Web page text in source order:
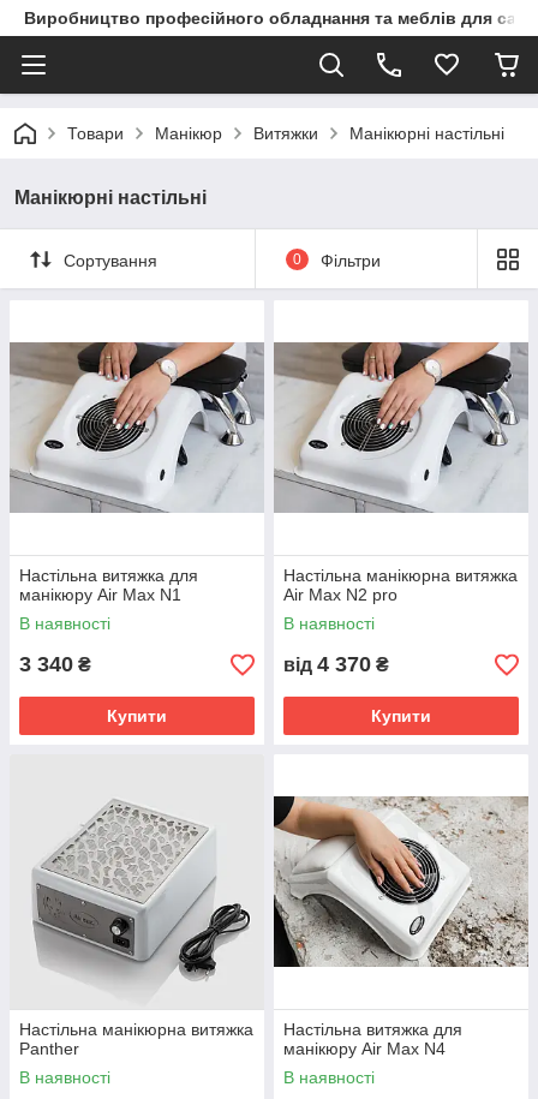
Виробництво професійного обладнання та меблів для
Товари Манікюр Витяжки Манікюрні настільні
Манікюрні настільні
Сортування 0 Фільтри
Настільна витяжка для
манікюру Air Max N1
В наявності
3 340 ₴
Купити
Настільна манікюрна витяжка
Air Max N2 pro
В наявності
від 4 370 ₴
Купити
Настільна манікюрна витяжка
Panther
В наявності
Настільна витяжка для
манікюру Air Max N4
В наявності